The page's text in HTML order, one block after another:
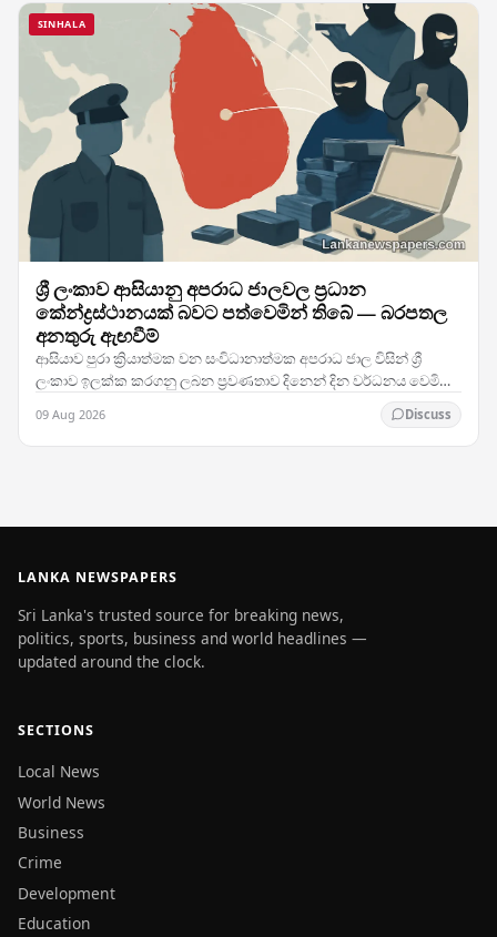
SINHALA
ශ්‍රී ලංකාව ආසියානු අපරාධ ජාලවල ප්‍රධාන
කේන්ද්‍රස්ථානයක් බවට පත්වෙමින් තිබේ — බරපතල
අනතුරු ඇඟවීම්
ආසියාව පුරා ක්‍රියාත්මක වන සංවිධානාත්මක අපරාධ ජාල විසින් ශ්‍රී
ලංකාව ඉලක්ක කරගනු ලබන ප්‍රවණතාව දිනෙන් දින වර්ධනය වෙමින්
09 Aug 2026 Discuss
LANKA NEWSPAPERS
Sri Lanka's trusted source for breaking news,
politics, sports, business and world headlines —
updated around the clock.
SECTIONS
Local News
World News
Business
Crime
Development
Education